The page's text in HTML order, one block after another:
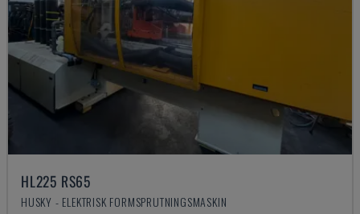
HL225 RS65
HUSKY - ELEKTRISK FORMSPRUTNINGSMASKIN